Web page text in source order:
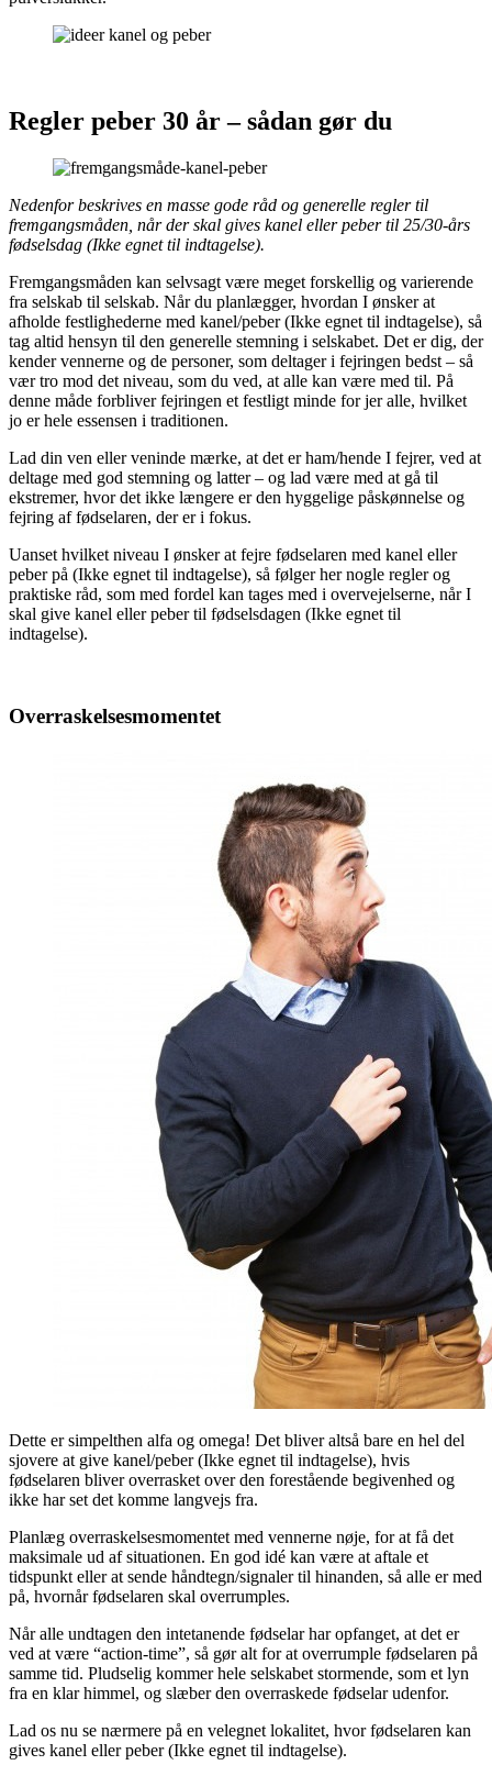
Regler peber 30 år – sådan gør du
Nedenfor beskrives en masse gode råd og generelle regler til
fremgangsmåden, når der skal gives kanel eller peber til 25/30-års
fødselsdag (Ikke egnet til indtagelse).
Fremgangsmåden kan selvsagt være meget forskellig og varierende
fra selskab til selskab. Når du planlægger, hvordan I ønsker at
afholde festlighederne med kanel/peber (Ikke egnet til indtagelse), så
tag altid hensyn til den generelle stemning i selskabet. Det er dig, der
kender vennerne og de personer, som deltager i fejringen bedst – så
vær tro mod det niveau, som du ved, at alle kan være med til. På
denne måde forbliver fejringen et festligt minde for jer alle, hvilket
jo er hele essensen i traditionen.
Lad din ven eller veninde mærke, at det er ham/hende I fejrer, ved at
deltage med god stemning og latter – og lad være med at gå til
ekstremer, hvor det ikke længere er den hyggelige påskønnelse og
fejring af fødselaren, der er i fokus.
Uanset hvilket niveau I ønsker at fejre fødselaren med kanel eller
peber på (Ikke egnet til indtagelse), så følger her nogle regler og
praktiske råd, som med fordel kan tages med i overvejelserne, når I
skal give kanel eller peber til fødselsdagen (Ikke egnet til
indtagelse).
Overraskelsesmomentet
Dette er simpelthen alfa og omega! Det bliver altså bare en hel del
sjovere at give kanel/peber (Ikke egnet til indtagelse), hvis
fødselaren bliver overrasket over den forestående begivenhed og
ikke har set det komme langvejs fra.
Planlæg overraskelsesmomentet med vennerne nøje, for at få det
maksimale ud af situationen. En god idé kan være at aftale et
tidspunkt eller at sende håndtegn/signaler til hinanden, så alle er med
på, hvornår fødselaren skal overrumples.
Når alle undtagen den intetanende fødselar har opfanget, at det er
ved at være “action-time”, så gør alt for at overrumple fødselaren på
samme tid. Pludselig kommer hele selskabet stormende, som et lyn
fra en klar himmel, og slæber den overraskede fødselar udenfor.
Lad os nu se nærmere på en velegnet lokalitet, hvor fødselaren kan
gives kanel eller peber (Ikke egnet til indtagelse).